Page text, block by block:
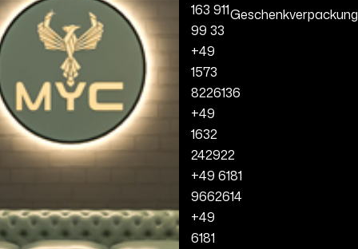
163 911
99 33
+49
1573
8226136
+49
1632
242922
+49 6181
9662614
+49
6181
Geschenkverpackung